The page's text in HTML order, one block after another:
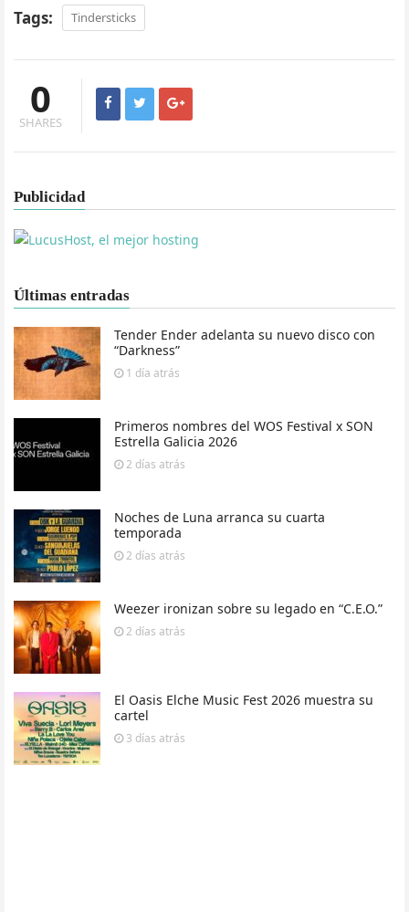
Tags: Tindersticks
0
SHARES
Publicidad
Últimas entradas
Tender Ender adelanta su nuevo disco con
“Darkness”
1 día atrás
Primeros nombres del WOS Festival x SON
Estrella Galicia 2026
2 días atrás
Noches de Luna arranca su cuarta
temporada
2 días atrás
Weezer ironizan sobre su legado en “C.E.O.”
2 días atrás
El Oasis Elche Music Fest 2026 muestra su
cartel
3 días atrás